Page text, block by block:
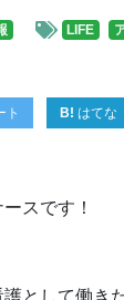
LIFE
ト はてな
スです！
として働き